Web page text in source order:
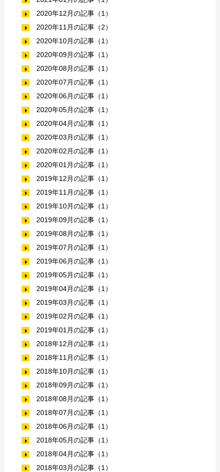
2020年12月の記事（1）
2020年11月の記事（2）
2020年10月の記事（1）
2020年09月の記事（1）
2020年08月の記事（1）
2020年07月の記事（1）
2020年06月の記事（1）
2020年05月の記事（1）
2020年04月の記事（1）
2020年03月の記事（1）
2020年02月の記事（1）
2020年01月の記事（1）
2019年12月の記事（1）
2019年11月の記事（1）
2019年10月の記事（1）
2019年09月の記事（1）
2019年08月の記事（1）
2019年07月の記事（1）
2019年06月の記事（1）
2019年05月の記事（1）
2019年04月の記事（1）
2019年03月の記事（1）
2019年02月の記事（1）
2019年01月の記事（1）
2018年12月の記事（1）
2018年11月の記事（1）
2018年10月の記事（1）
2018年09月の記事（1）
2018年08月の記事（1）
2018年07月の記事（1）
2018年06月の記事（1）
2018年05月の記事（1）
2018年04月の記事（1）
2018年03月の記事（1）